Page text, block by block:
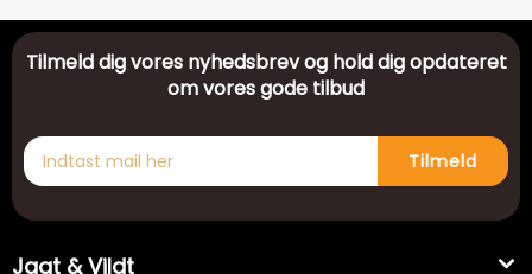
Tilmeld dig vores nyhedsbrev og hold dig opdateret
om vores gode tilbud
Tilmeld
Jagt & Vildt